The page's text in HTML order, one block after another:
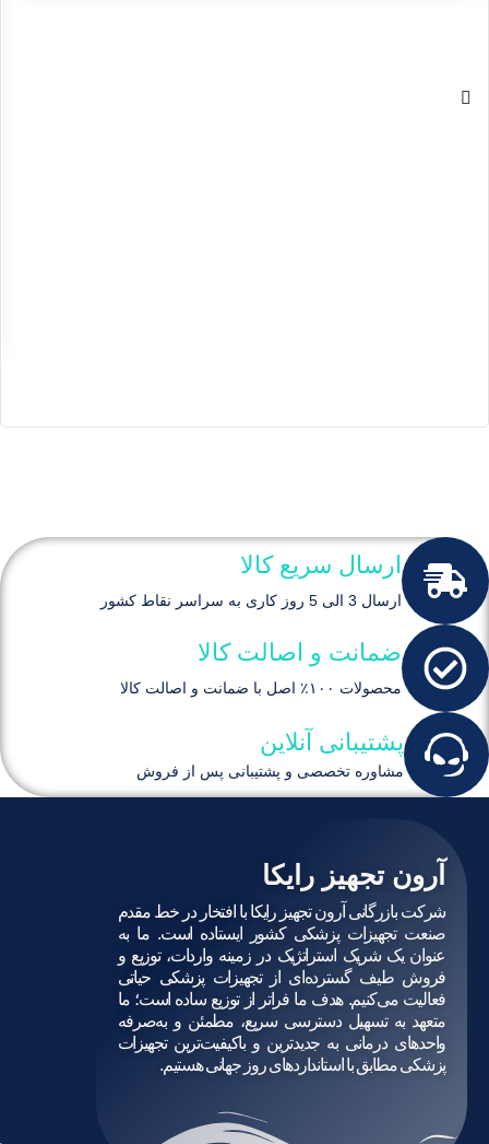
ارسال سریع کالا
ارسال 3 الی 5 روز کاری به سراسر نقاط کشور
ضمانت و اصالت کالا
محصولات ۱۰۰٪ اصل با ضمانت و اصالت کالا
پشتیبانی آنلاین
مشاوره تخصصی و پشتیبانی پس از فروش
آرون تجهیز رایکا
شرکت بازرگانی آرون تجهیز رایکا با افتخار در خط مقدم
صنعت تجهیزات پزشکی کشور ایستاده است. ما به
عنوان یک شریک استراتژیک در زمینه واردات، توزیع و
فروش طیف گسترده‌ای از تجهیزات پزشکی حیاتی
فعالیت می‌کنیم. هدف ما فراتر از توزیع ساده است؛ ما
متعهد به تسهیل دسترسی سریع، مطمئن و به‌صرفه
واحدهای درمانی به جدیدترین و باکیفیت‌ترین تجهیزات
پزشکی مطابق با استانداردهای روز جهانی هستیم.